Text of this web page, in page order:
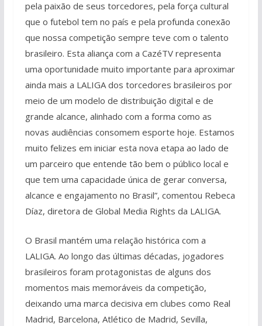
pela paixão de seus torcedores, pela força cultural
que o futebol tem no país e pela profunda conexão
que nossa competição sempre teve com o talento
brasileiro. Esta aliança com a CazéTV representa
uma oportunidade muito importante para aproximar
ainda mais a LALIGA dos torcedores brasileiros por
meio de um modelo de distribuição digital e de
grande alcance, alinhado com a forma como as
novas audiências consomem esporte hoje. Estamos
muito felizes em iniciar esta nova etapa ao lado de
um parceiro que entende tão bem o público local e
que tem uma capacidade única de gerar conversa,
alcance e engajamento no Brasil”, comentou Rebeca
Díaz, diretora de Global Media Rights da LALIGA.
O Brasil mantém uma relação histórica com a
LALIGA. Ao longo das últimas décadas, jogadores
brasileiros foram protagonistas de alguns dos
momentos mais memoráveis da competição,
deixando uma marca decisiva em clubes como Real
Madrid, Barcelona, Atlético de Madrid, Sevilla,